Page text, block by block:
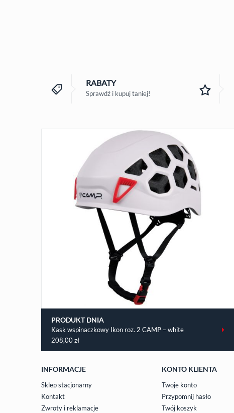
RABATY
Sprawdź i kupuj taniej!
PRODUKT DNIA
Kask wspinaczkowy Ikon roz. 2 CAMP – white
208,00zł
INFORMACJE
Sklep stacjonarny
Kontakt
Zwroty i reklamacje
KONTO KLIENTA
Twoje konto
Przypomnij hasło
Twój koszyk